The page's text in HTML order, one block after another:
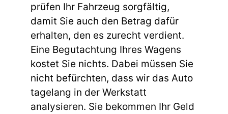
prüfen Ihr Fahrzeug sorgfältig,
damit Sie auch den Betrag dafür
erhalten, den es zurecht verdient.
Eine Begutachtung Ihres Wagens
kostet Sie nichts. Dabei müssen Sie
nicht befürchten, dass wir das Auto
tagelang in der Werkstatt
analysieren. Sie bekommen Ihr Geld